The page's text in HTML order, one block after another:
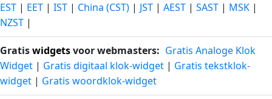
EST | EET | IST | China (CST) | JST | AEST | SAST | MSK |
NZST |
Gratiswidgetsvoor webmasters: Gratis Analoge Klok
Widget | Gratis digitaal klok-widget | Gratis tekstklok-
widget | Gratis woordklok-widget